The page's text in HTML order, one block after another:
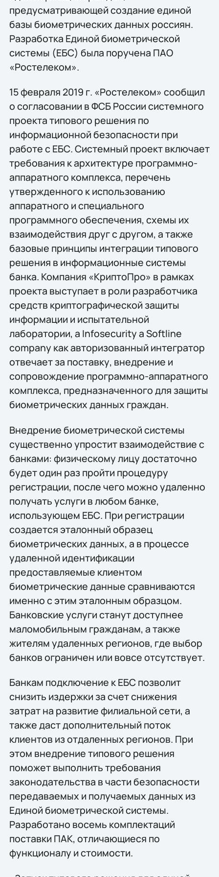
предусматривающей создание единой
базы биометрических данных россиян.
Разработка Единой биометрической
системы (ЕБС) была поручена ПАО
«Ростелеком».
15 февраля 2019 г. «Ростелеком» сообщил
о согласовании в ФСБ России системного
проекта типового решения по
информационной безопасности при
работе с ЕБС. Системный проект включает
требования к архитектуре программно-
аппаратного комплекса, перечень
утвержденного к использованию
аппаратного и специального
программного обеспечения, схемы их
взаимодействия друг с другом, а также
базовые принципы интеграции типового
решения в информационные системы
банка. Компания «КриптоПро» в рамках
проекта выступает в роли разработчика
средств криптографической защиты
информации и испытательной
лаборатории, а Infosecurity a Softline
company как авторизованный интегратор
отвечает за поставку, внедрение и
сопровождение программно-аппаратного
комплекса, предназначенного для защиты
биометрических данных граждан.
Внедрение биометрической системы
существенно упростит взаимодействие с
банками: физическому лицу достаточно
будет один раз пройти процедуру
регистрации, после чего можно удаленно
получать услуги в любом банке,
использующем ЕБС. При регистрации
создается эталонный образец
биометрических данных, а в процессе
удаленной идентификации
предоставляемые клиентом
биометрические данные сравниваются
именно с этим эталонным образцом.
Банковские услуги станут доступнее
маломобильным гражданам, а также
жителям удаленных регионов, где выбор
банков ограничен или вовсе отсутствует.
Банкам подключение к ЕБС позволит
снизить издержки за счет снижения
затрат на развитие филиальной сети, а
также даст дополнительный поток
клиентов из отдаленных регионов. При
этом внедрение типового решения
поможет выполнить требования
законодательства в части безопасности
передаваемых и получаемых данных из
Единой биометрической системы.
Разработано восемь комплектаций
поставки ПАК, отличающиеся по
функционалу и стоимости.